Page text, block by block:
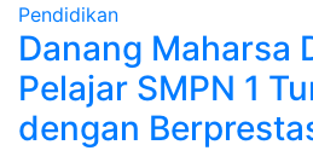
Pendidikan
Danang Maharsa
Pelajar SMPN 1
dengan